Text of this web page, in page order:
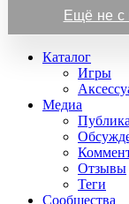
Ещё не
Каталог
Игры
Медиа
Отзывы
Теги
Сообщества